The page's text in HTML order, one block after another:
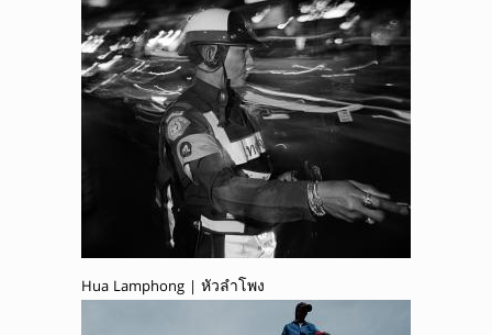
Hua Lamphong | หัวลำโพง